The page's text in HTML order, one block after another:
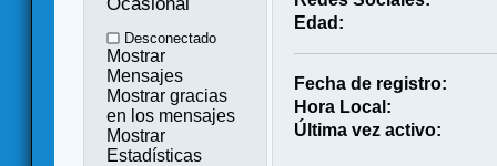
Desconectado
Mostrar
Mensajes
Mostrar gracias
en los mensajes
Mostrar
Estadísticas
Edad:
Fecha de registro:
Hora Local:
Última vez activo: